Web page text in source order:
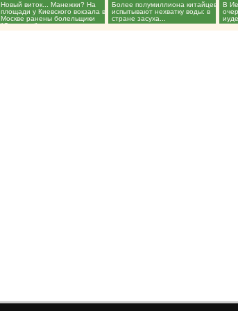
Новый виток... Манежки? На
площади у Киевского вокзала в
Москве ранены болельщики
"Спартака"...
Более полумиллиона китайцев
испытывают нехватку воды: в
стране засуха...
В